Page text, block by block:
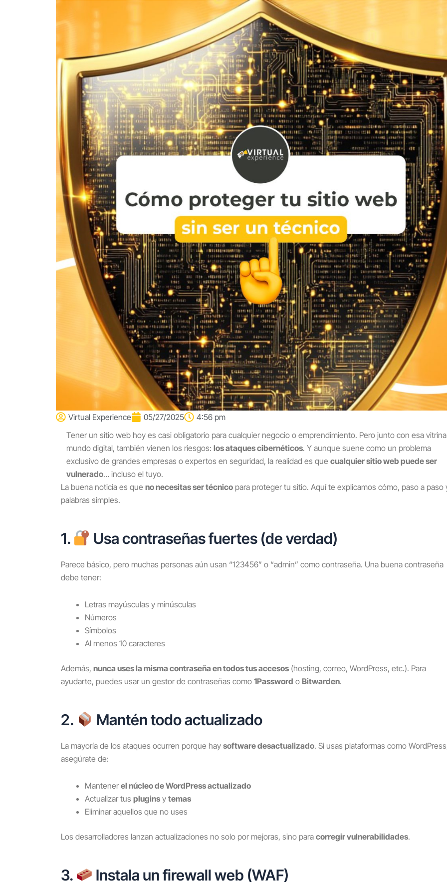
Virtual Experience 05/27/2025
4:56 pm
Tener un sitio web hoy es casi obligatorio para cualquier negocio o emprendimiento. Pero junto con esa
mundo digital, también vienen los riesgos: los ataques cibernéticos. Y aunque suene como un problema
exclusivo de grandes empresas o expertos en seguridad, la realidad es que cualquier sitio web puede ser
vulnerado… incluso el tuyo.
La buena noticia es que no necesitas ser técnico para proteger tu sitio. Aquí te explicamos cómo, paso a paso
palabras simples.
1. Usa contraseñas fuertes (de verdad)
Parece básico, pero muchas personas aún usan “123456” o “admin” como contraseña. Una buena contraseña
debe tener:
Letras mayúsculas y minúsculas
Números
Símbolos
Al menos 10 caracteres
Además, nunca uses la misma contraseña en todos tus accesos (hosting, correo, WordPress, etc.). Para
ayudarte, puedes usar un gestor de contraseñas como 1Password o Bitwarden.
2. Mantén todo actualizado
La mayoría de los ataques ocurren porque hay software desactualizado. Si usas plataformas como
asegúrate de:
Mantenerel núcleo de WordPress actualizado
Actualizar tus plugins y temas
Eliminar aquellos que no uses
Los desarrolladores lanzan actualizaciones no solo por mejoras, sino para corregir vulnerabilidades.
3. Instala un firewall web (WAF)